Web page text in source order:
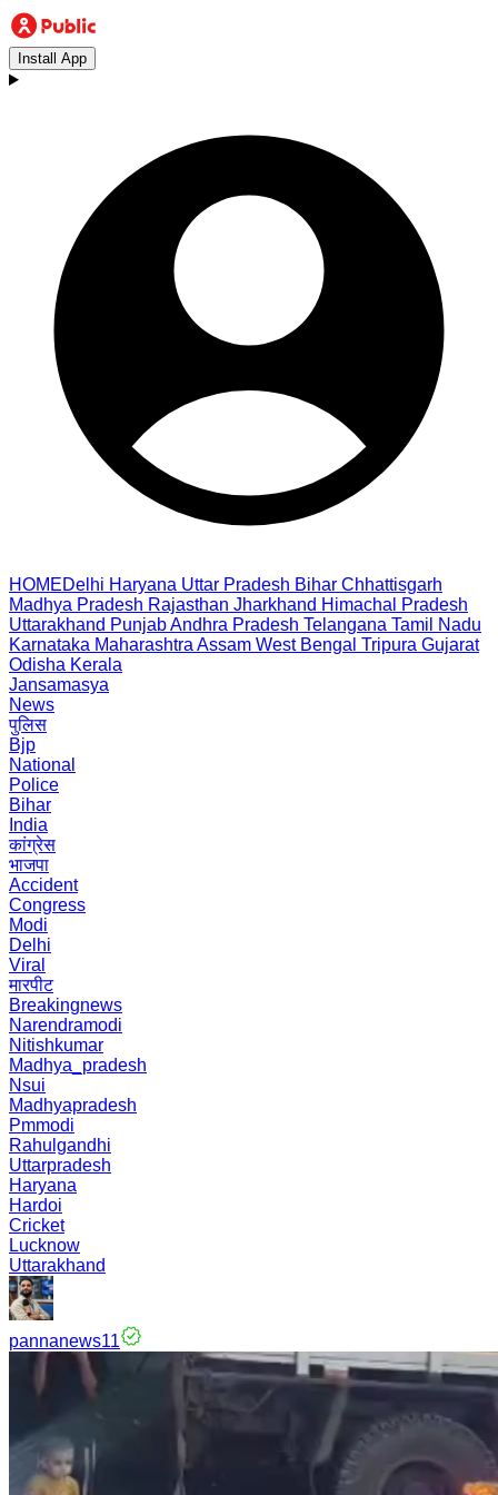
Install App
HOMEDelhi Haryana Uttar Pradesh Bihar Chhattisgarh
Madhya Pradesh Rajasthan Jharkhand Himachal Pradesh
Uttarakhand PunjabAndhra Pradesh Telangana Tamil Nadu
Karnataka Maharashtra Assam West Bengal Tripura Gujarat
Odisha Kerala
Jansamasya
News
पुलिस
Bjp
National
Police
Bihar
India
कांग्रेस
भाजपा
Accident
Congress
Modi
Delhi
Viral
मारपीट
Breakingnews
Narendramodi
Nitishkumar
Madhya_pradesh
Nsui
Madhyapradesh
Pmmodi
Rahulgandhi
Uttarpradesh
Haryana
Hardoi
Cricket
Lucknow
Uttarakhand
pannanews11